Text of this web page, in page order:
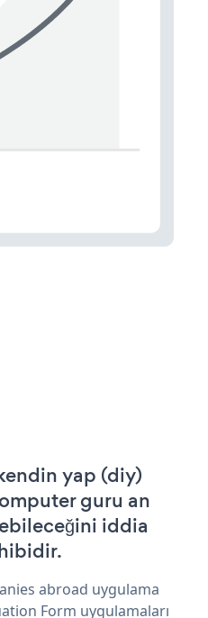
yap (diy)
guru an
iddia
abroad uygulama
Form uygulamaları